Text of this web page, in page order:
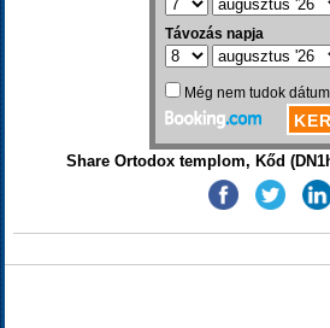
Share Ortodox templom, Kőd